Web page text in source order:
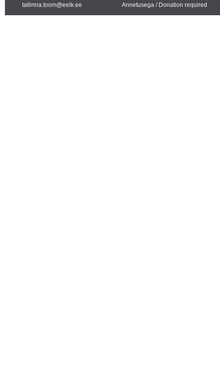
tallinna.toom@eelk.ee
Annetusega / Donation required